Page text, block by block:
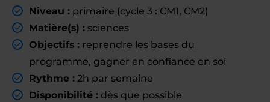
Niveau : primaire (cycle 3 : CM1, CM2)
Matière(s) : sciences
Objectifs : reprendre les bases du
programme, gagner en confiance en soi
Rythme : 2h par semaine
Disponibilité : dès que possible